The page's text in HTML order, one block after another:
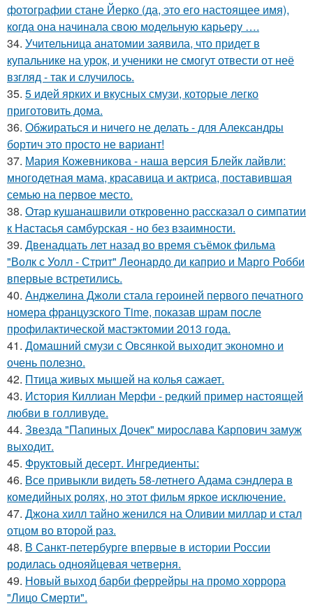
фотографии стане Йерко (да, это его настоящее имя),
когда она начинала свою модельную карьеру ….
34. Учительница анатомии заявила, что придет в
купальнике на урок, и ученики не смогут отвести от неё
взгляд - так и случилось.
35. 5 идей ярких и вкусных смузи, которые легко
приготовить дома.
36. Обжираться и ничего не делать - для Александры
бортич это просто не вариант!
37. Мария Кожевникова - наша версия Блейк лайвли:
многодетная мама, красавица и актриса, поставившая
семью на первое место.
38. Отар кушанашвили откровенно рассказал о симпатии
к Настасья самбурская - но без взаимности.
39. Двенадцать лет назад во время съёмок фильма
"Волк с Уолл - Стрит" Леонардо ди каприо и Марго Робби
впервые встретились.
40. Анджелина Джоли стала героиней первого печатного
номера французского Time, показав шрам после
профилактической мастэктомии 2013 года.
41. Домашний смузи с Овсянкой выходит экономно и
очень полезно.
42. Птица живых мышей на колья сажает.
43. История Киллиан Мерфи - редкий пример настоящей
любви в голливуде.
44. Звезда "Папиных Дочек" мирослава Карпович замуж
выходит.
45. Фруктовый десерт. Ингредиенты:
46. Все привыкли видеть 58-летнего Адама сэндлера в
комедийных ролях, но этот фильм яркое исключение.
47. Джона хилл тайно женился на Оливии миллар и стал
отцом во второй раз.
48. В Санкт-петербурге впервые в истории России
родилась однояйцевая четверня.
49. Новый выход барби феррейры на промо хоррора
"Лицо Смерти".